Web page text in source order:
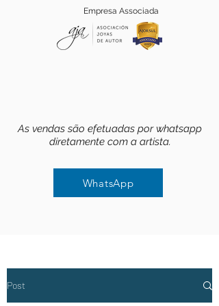
Empresa Associada
As vendas são efetuadas por whatsapp
diretamente com a artista.
WhatsApp
Post